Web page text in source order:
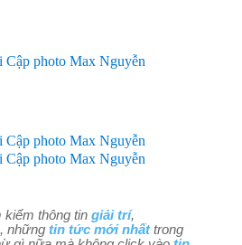
kiếm thông tin giải trí,
, những tin tức mới nhấttrong